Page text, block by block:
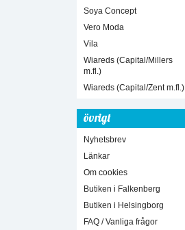
Soya Concept
Vero Moda
Vila
Wiareds (Capital/Millers
m.fl.)
Wiareds (Capital/Zent m.fl.)
övrigt
Nyhetsbrev
Länkar
Om cookies
Butiken i Falkenberg
Butiken i Helsingborg
FAQ / Vanliga frågor